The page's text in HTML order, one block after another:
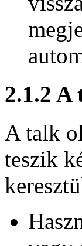
2.1.2 A
A talk
teszik